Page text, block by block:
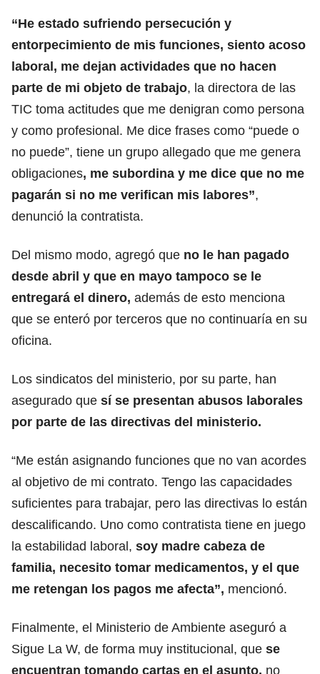
“He estado sufriendo persecución y
entorpecimiento de mis funciones, siento acoso
laboral, me dejan actividades que no hacen
parte de mi objeto de trabajo, la directora de las
TIC toma actitudes que me denigran como persona
y como profesional. Me dice frases como “puede o
no puede”, tiene un grupo allegado que me genera
obligaciones, me subordina y me dice que no me
pagarán si no me verifican mis labores”,
denunció la contratista.
Del mismo modo, agregó que no le han pagado
desde abril y que en mayo tampoco se le
entregará el dinero, además de esto menciona
que se enteró por terceros que no continuaría en su
oficina.
Los sindicatos del ministerio, por su parte, han
asegurado que sí se presentan abusos laborales
por parte de las directivas del ministerio.
“Me están asignando funciones que no van acordes
al objetivo de mi contrato. Tengo las capacidades
suficientes para trabajar, pero las directivas lo están
descalificando. Uno como contratista tiene en juego
la estabilidad laboral, soy madre cabeza de
familia, necesito tomar medicamentos, y el que
me retengan los pagos me afecta”, mencionó.
Finalmente, el Ministerio de Ambiente aseguró a
Sigue La W, de forma muy institucional, que se
encuentran tomando cartas en el asunto, no